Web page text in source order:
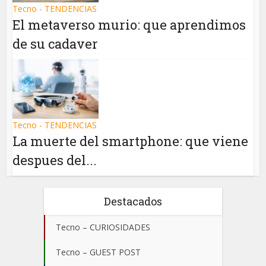
Tecno - TENDENCIAS
El metaverso murio: que aprendimos
de su cadaver
Tecno - TENDENCIAS
La muerte del smartphone: que viene
despues del...
Destacados
Tecno – CURIOSIDADES
Tecno – GUEST POST